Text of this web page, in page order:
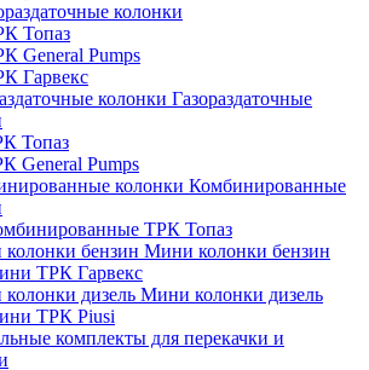
колонки
Топаз
General Pumps
Гарвекс
Газораздаточные
Топаз
General Pumps
Комбинированные
ТРК Топаз
Мини колонки бензин
ТРК Гарвекс
Мини колонки дизель
ТРК Piusi